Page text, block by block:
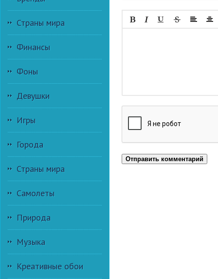
Страны мира
Финансы
Фоны
Девушки
Игры
Города
Страны мира
Самолеты
Природа
Музыка
Креативные обои
Отправить комментарий